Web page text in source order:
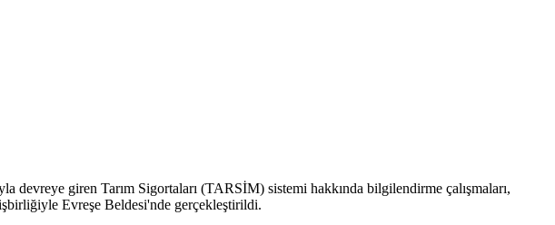
devreye giren Tarım Sigortaları (TARSİM) sistemi hakkında bilgilendirme çalışmaları,
Evreşe Beldesi'nde gerçekleştirildi.